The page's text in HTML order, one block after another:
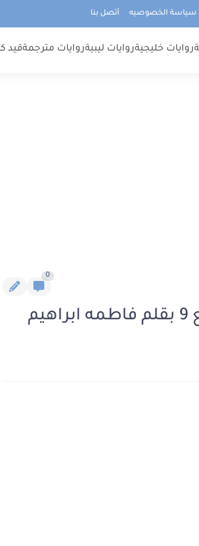
سياسة الخصوصيه أتصل بنا
روايات خليجيةروايات ليبيةروايات مترجمةقيد
0